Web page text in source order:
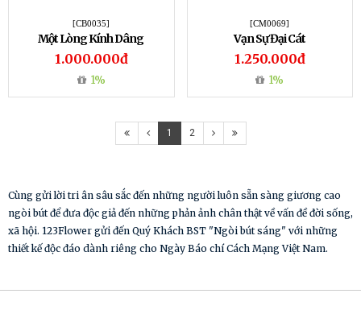
[CB0035]
Một Lòng Kính Dâng
1.000.000đ
1%
[CM0069]
Vạn Sự Đại Cát
1.250.000đ
1%
1 2
Cùng gửi lời tri ân sâu sắc đến những người luôn sẵn sàng giương cao
ngòi bút để đưa độc giả đến những phản ảnh chân thật về vấn đề đời sống,
xã hội. 123Flower gửi đến Quý Khách BST "Ngòi bút sáng" với những
thiết kế độc đáo dành riêng cho Ngày Báo chí Cách Mạng Việt Nam.